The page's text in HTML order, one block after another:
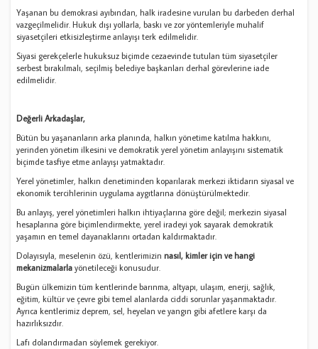
Yaşanan bu demokrasi ayıbından, halk iradesine vurulan bu darbeden derhal
vazgeçilmelidir. Hukuk dışı yollarla, baskı ve zor yöntemleriyle muhalif
siyasetçileri etkisizleştirme anlayışı terk edilmelidir.
Siyasi gerekçelerle hukuksuz biçimde cezaevinde tutulan tüm siyasetçiler
serbest bırakılmalı, seçilmiş belediye başkanları derhal görevlerine iade
edilmelidir.
Değerli Arkadaşlar,
Bütün bu yaşananların arka planında, halkın yönetime katılma hakkını,
yerinden yönetim ilkesini ve demokratik yerel yönetim anlayışını sistematik
biçimde tasfiye etme anlayışı yatmaktadır.
Yerel yönetimler, halkın denetiminden koparılarak merkezi iktidarın siyasal ve
ekonomik tercihlerinin uygulama aygıtlarına dönüştürülmektedir.
Bu anlayış, yerel yönetimleri halkın ihtiyaçlarına göre değil; merkezin siyasal
hesaplarına göre biçimlendirmekte, yerel iradeyi yok sayarak demokratik
yaşamın en temel dayanaklarını ortadan kaldırmaktadır.
Dolayısıyla, meselenin özü, kentlerimizinnasıl, kimler için ve hangi
mekanizmalarla yönetileceği konusudur.
Bugün ülkemizin tüm kentlerinde barınma, altyapı, ulaşım, enerji, sağlık,
eğitim, kültür ve çevre gibi temel alanlarda ciddi sorunlar yaşanmaktadır.
Ayrıca kentlerimiz deprem, sel, heyelan ve yangın gibi afetlere karşı da
hazırlıksızdır.
Lafı dolandırmadan söylemek gerekiyor.